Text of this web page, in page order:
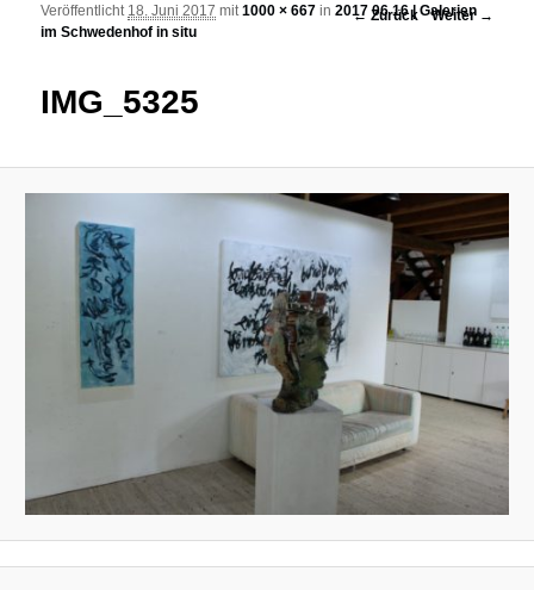
Bilder-Navigation
← Zurück Weiter →
IMG_5325
Veröffentlicht 18. Juni 2017 mit1000 × 667 in2017 06 16 | Galerien
im Schwedenhof in situ